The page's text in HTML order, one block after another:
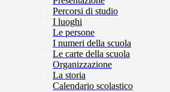
Percorsi di studio
I luoghi
Le persone
I numeri della scuola
Le carte della scuola
Organizzazione
La storia
Calendario scolastico